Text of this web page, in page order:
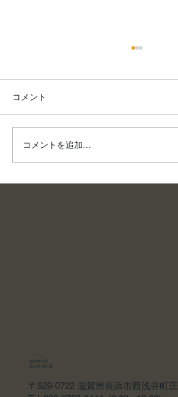
夏は、川へ。
コメント
コメントを追加…
滋賀県の宿
蔵の宿 隠れ蔵
〒529-0722 滋賀県長浜市西浅井町庄